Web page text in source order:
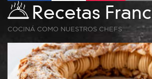
Recetas
COCINÁ COMO NUESTROS CHEFS